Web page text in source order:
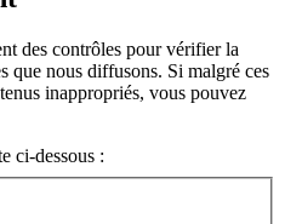
des contrôles pour vérifier la
que nous diffusons. Si malgré ces
inappropriés, vous pouvez
ci-dessous :